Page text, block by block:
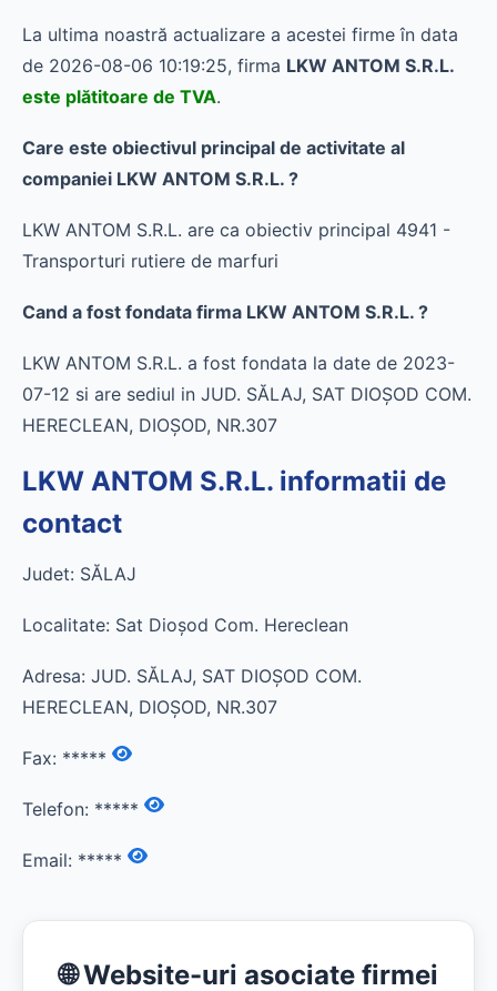
La ultima noastră actualizare a acestei firme în data
de 2026-08-06 10:19:25, firma LKW ANTOM S.R.L.
este plătitoare de TVA.
Care este obiectivul principal de activitate al
companiei LKW ANTOM S.R.L. ?
LKW ANTOM S.R.L. are ca obiectiv principal 4941 -
Transporturi rutiere de marfuri
Cand a fost fondata firma LKW ANTOM S.R.L. ?
LKW ANTOM S.R.L. a fost fondata la date de 2023-
07-12 si are sediul in JUD. SĂLAJ, SAT DIOŞOD COM.
HERECLEAN, DIOŞOD, NR.307
LKW ANTOM S.R.L. informatii de
contact
Judet: SĂLAJ
Localitate: Sat Dioşod Com. Hereclean
Adresa: JUD. SĂLAJ, SAT DIOŞOD COM.
HERECLEAN, DIOŞOD, NR.307
Fax: *****
Telefon: *****
Email: *****
🌐 Website-uri asociate firmei